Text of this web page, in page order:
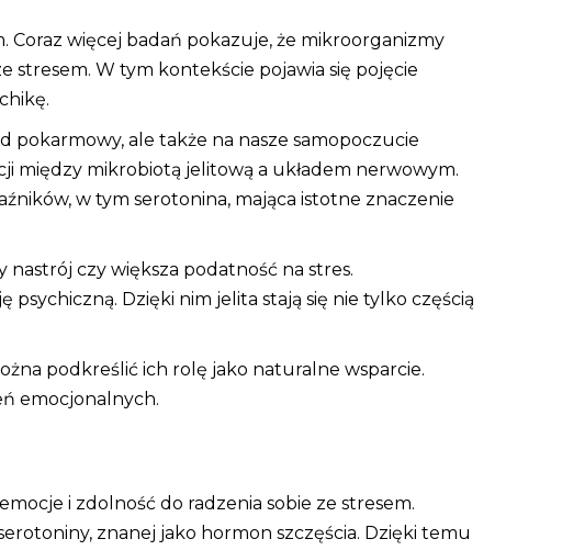
Coraz więcej badań pokazuje, że mikroorganizmy
stresem. W tym kontekście pojawia się pojęcie
pokarmowy, ale także na nasze samopoczucie
między mikrobiotą jelitową a układem nerwowym.
w tym serotonina, mająca istotne znaczenie
czy większa podatność na stres.
Dzięki nim jelita stają się nie tylko częścią
podkreślić ich rolę jako naturalne wsparcie.
emocjonalnych.
i zdolność do radzenia sobie ze stresem.
znanej jako hormon szczęścia. Dzięki temu